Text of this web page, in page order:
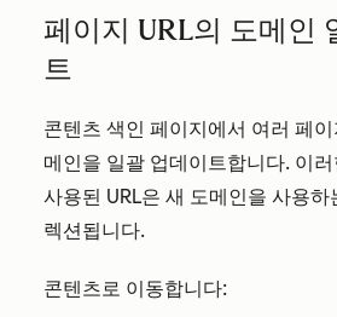
페이지 URL의 도메인
트
콘텐츠 색인 페이지에서 여러 페
메인을 일괄 업데이트합니다. 이
사용된 URL은 새 도메인을 사용하
렉션됩니다.
콘텐츠로 이동합니다: